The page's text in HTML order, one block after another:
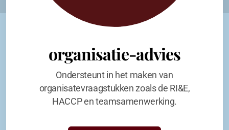
organisatie-advies
Ondersteunt in het maken van
organisatevraagstukken zoals de RI&E,
HACCP en teamsamenwerking.